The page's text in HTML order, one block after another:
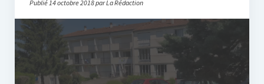
Tribunes et engagement
Publié 14 octobre 2018 par La Rédaction